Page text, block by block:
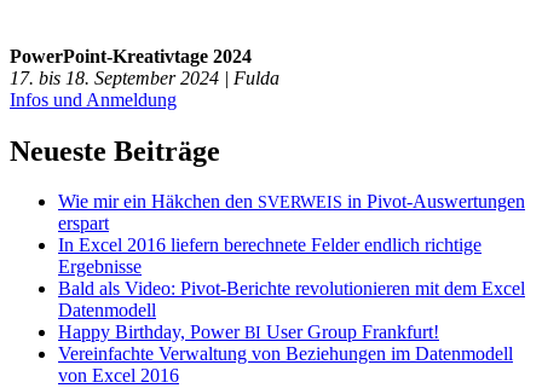
PowerPoint-Kreativtage 2024
17. bis 18. September 2024 | Fulda
Infos und Anmeldung
Neueste Beiträge
Wie mir ein Häkchen den SVERWEIS in Pivot-Auswertungen
erspart
In Excel 2016 liefern berechnete Felder endlich richtige
Ergebnisse
Bald als Video: Pivot-Berichte revolutionieren mit dem Excel
Datenmodell
Happy Birthday, PowerBI User Group Frankfurt!
Vereinfachte Verwaltung von Beziehungen im Datenmodell
von Excel 2016